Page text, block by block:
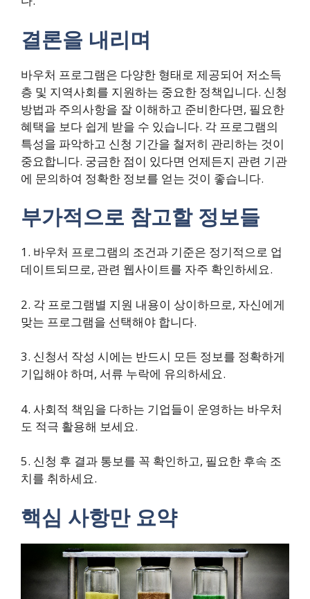
결론을 내리며
바우처 프로그램은 다양한 형태로 제공되어 저소득
층 및 지역사회를 지원하는 중요한 정책입니다. 신청
방법과 주의사항을 잘 이해하고 준비한다면, 필요한
혜택을 보다 쉽게 받을 수 있습니다. 각 프로그램의
특성을 파악하고 신청 기간을 철저히 관리하는 것이
중요합니다. 궁금한 점이 있다면 언제든지 관련 기관
에 문의하여 정확한 정보를 얻는 것이 좋습니다.
부가적으로 참고할 정보들
1. 바우처 프로그램의 조건과 기준은 정기적으로 업
데이트되므로, 관련 웹사이트를 자주 확인하세요.
2. 각 프로그램별 지원 내용이 상이하므로, 자신에게
맞는 프로그램을 선택해야 합니다.
3. 신청서 작성 시에는 반드시 모든 정보를 정확하게
기입해야 하며, 서류 누락에 유의하세요.
4. 사회적 책임을 다하는 기업들이 운영하는 바우처
도 적극 활용해 보세요.
5. 신청 후 결과 통보를 꼭 확인하고, 필요한 후속 조
치를 취하세요.
핵심 사항만 요약